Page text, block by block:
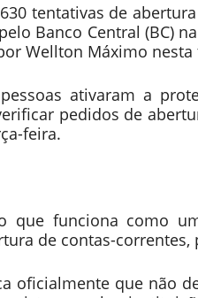
tentativas de
Banco Central (BC)
Wellton Máximo
ativaram a
pedidos de
feira.
que funciona como
de contas-
oficialmente que não